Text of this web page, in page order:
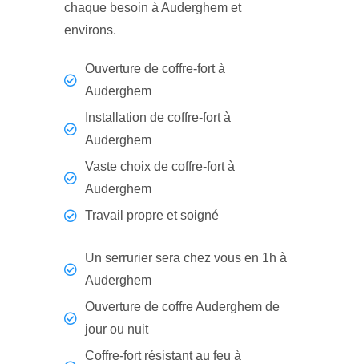
chaque besoin à Auderghem et
environs.
Ouverture de coffre-fort à
Auderghem
Installation de coffre-fort à
Auderghem
Vaste choix de coffre-fort à
Auderghem
Travail propre et soigné
Un serrurier sera chez vous en 1h à
Auderghem
Ouverture de coffre Auderghem de
jour ou nuit
Coffre-fort résistant au feu à